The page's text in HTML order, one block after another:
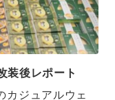
装後レポート
カジュアルウェ